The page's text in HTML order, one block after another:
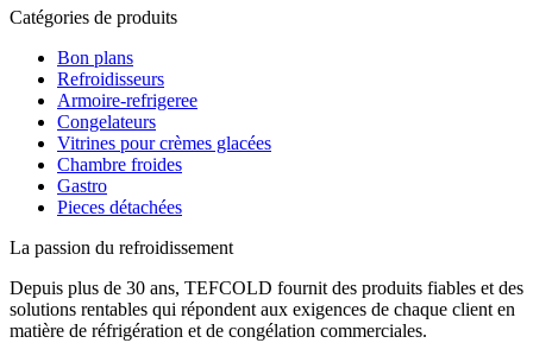
Catégories de produits
Bon plans
Refroidisseurs
Armoire-refrigeree
Congelateurs
Vitrines pour crèmes glacées
Chambre froides
Gastro
Pieces détachées
La passion du refroidissement
Depuis plus de 30 ans, TEFCOLD fournit des produits fiables et des
solutions rentables qui répondent aux exigences de chaque client en
matière de réfrigération et de congélation commerciales.